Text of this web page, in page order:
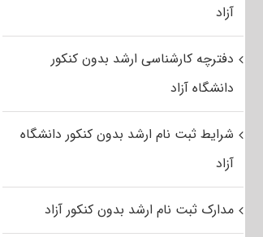
آزاد
دفترچه کارشناسی ارشد بدون کنکور
دانشگاه آزاد
شرایط ثبت نام ارشد بدون کنکور دانشگاه
آزاد
مدارک ثبت نام ارشد بدون کنکور آزاد